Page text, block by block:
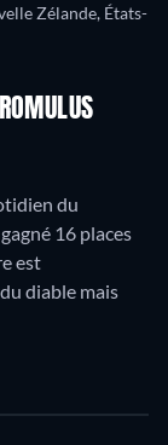
Zélande, États-
du
16 places
est
diable mais